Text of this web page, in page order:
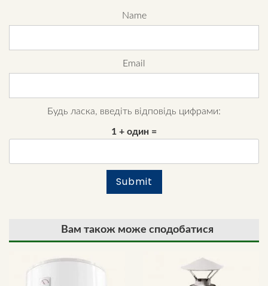
Name
Email
Будь ласка, введіть відповідь цифрами:
1 + один =
Вам також може сподобатися